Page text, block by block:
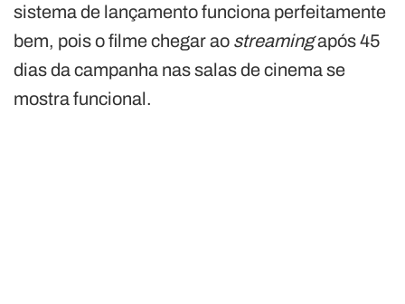
sistema de lançamento funciona perfeitamente
bem, pois o filme chegar ao streamingapós 45
dias da campanha nas salas de cinema se
mostra funcional.